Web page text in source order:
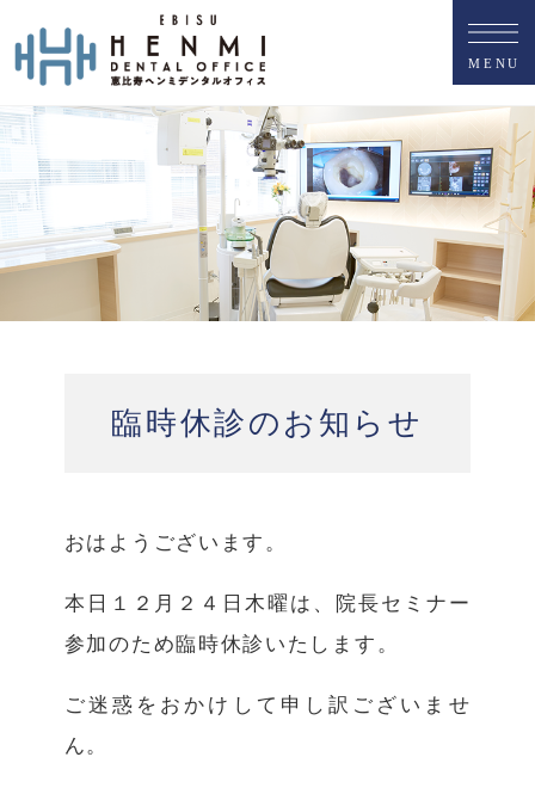
M E NU
臨時休診のお知らせ
おはようございます。
本日１２月２４日木曜は、院長セミナー
参加のため臨時休診いたします。
ご迷惑をおかけして申し訳ございませ
ん。